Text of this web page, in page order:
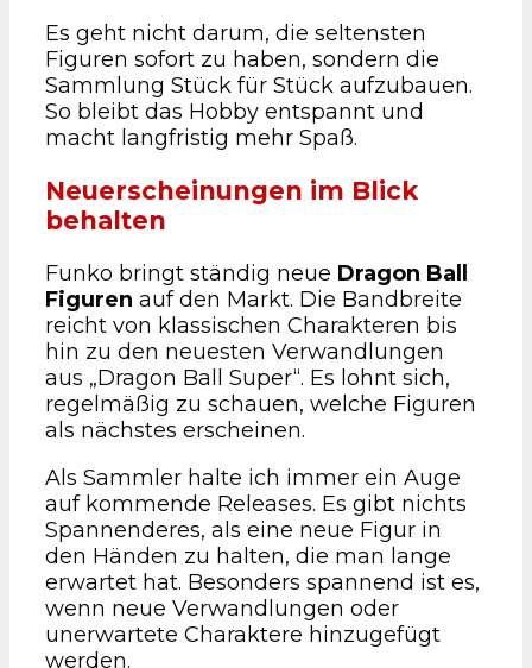
Es geht nicht darum, die seltensten
Figuren sofort zu haben, sondern die
Sammlung Stück für Stück aufzubauen.
So bleibt das Hobby entspannt und
macht langfristig mehr Spaß.
Neuerscheinungen im Blick
behalten
Funko bringt ständig neue Dragon Ball
Figuren auf den Markt. Die Bandbreite
reicht von klassischen Charakteren bis
hin zu den neuesten Verwandlungen
aus „Dragon Ball Super“. Es lohnt sich,
regelmäßig zu schauen, welche Figuren
als nächstes erscheinen.
Als Sammler halte ich immer ein Auge
auf kommende Releases. Es gibt nichts
Spannenderes, als eine neue Figur in
den Händen zu halten, die man lange
erwartet hat. Besonders spannend ist es,
wenn neue Verwandlungen oder
unerwartete Charaktere hinzugefügt
werden.